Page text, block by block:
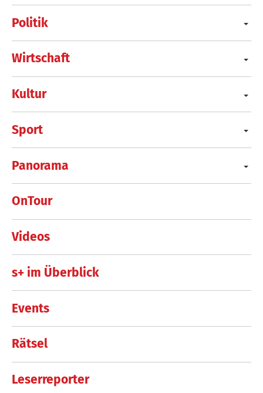
Politik
Wirtschaft
Kultur
Sport
Panorama
OnTour
Videos
s+ im Überblick
Events
Rätsel
Leserreporter